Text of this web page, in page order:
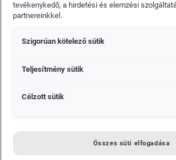
MINDEN
tevékenykedő, a hirdetési és elemzési
partnereinkkel.
Szigorúan kötelező sütik
Teljesítmény sütik
Célzott sütik
Összes süti elfogadása